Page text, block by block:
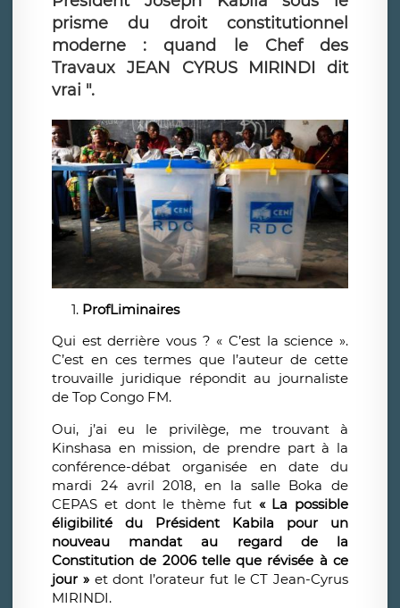
prisme du droit constitutionnel
moderne : quand le Chef des
Travaux JEAN CYRUS MIRINDI dit
vrai ".
ProfLiminaires
Qui est derrière vous ? « C’est la science ».
C’est en ces termes que l’auteur de cette
trouvaille juridique répondit au journaliste
de Top Congo FM.
Oui, j’ai eu le privilège, me trouvant à
Kinshasa en mission, de prendre partà la
conférence-débat organisée en date du
mardi 24 avril 2018, en la salle Boka de
CEPAS et dont le thème fut « La possible
éligibilité du Président Kabila pour un
nouveau mandat au regard de la
Constitution de 2006 telle que révisée à ce
jour »et dont l’orateur fut le CT Jean-Cyrus
MIRINDI.